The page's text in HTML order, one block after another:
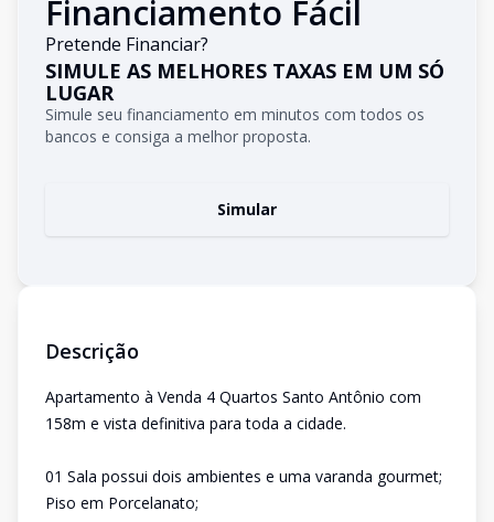
Financiamento Fácil
Pretende Financiar?
SIMULE AS MELHORES TAXAS EM UM SÓ
LUGAR
Simule seu financiamento em minutos com todos os
bancos e consiga a melhor proposta.
Simular
Descrição
Apartamento à Venda 4 Quartos Santo Antônio com
158m e vista definitiva para toda a cidade.
01 Sala possui dois ambientes e uma varanda gourmet;
Piso em Porcelanato;